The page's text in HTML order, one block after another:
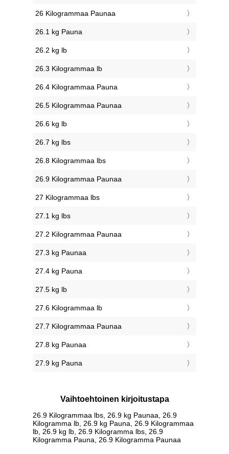
26 Kilogrammaa Paunaa
26.1 kg Pauna
26.2 kg lb
26.3 Kilogrammaa lb
26.4 Kilogrammaa Pauna
26.5 Kilogrammaa Paunaa
26.6 kg lb
26.7 kg lbs
26.8 Kilogrammaa lbs
26.9 Kilogrammaa Paunaa
27 Kilogrammaa lbs
27.1 kg lbs
27.2 Kilogrammaa Paunaa
27.3 kg Paunaa
27.4 kg Pauna
27.5 kg lb
27.6 Kilogrammaa lb
27.7 Kilogrammaa Paunaa
27.8 kg Paunaa
27.9 kg Pauna
Vaihtoehtoinen kirjoitustapa
26.9 Kilogrammaa lbs, 26.9 kg Paunaa, 26.9
Kilogramma lb, 26.9 kg Pauna, 26.9 Kilogrammaa
lb, 26.9 kg lb, 26.9 Kilogramma lbs, 26.9
Kilogramma Pauna, 26.9 Kilogramma Paunaa